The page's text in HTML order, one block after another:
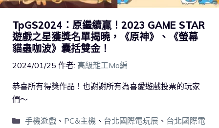
TpGS2024：原繼續贏！2023 GAME STAR
遊戲之星獲獎名單揭曉，《原神》、《螢幕
貓蟲咖波》囊括雙金！
2024/01/25 作者: 高級雜工Mo編
恭喜所有得獎作品！也謝謝所有為喜愛遊戲投票的玩家
們～
手機遊戲、 PC&主機 、 台北國際電玩展、 台北國際電